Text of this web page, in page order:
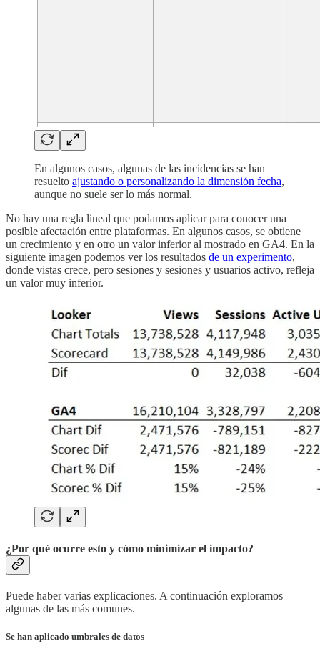
En algunos casos, algunas de las incidencias se han
resuelto ajustando o personalizando la dimensión fecha,
aunque no suele ser lo más normal.
No hay una regla lineal que podamos aplicar para conocer una
posible afectación entre plataformas. En algunos casos, se obtiene
un crecimiento y en otro un valor inferior al mostrado en GA4. En la
siguiente imagen podemos ver los resultados de un experimento,
donde vistas crece, pero sesiones y sesiones y usuarios activo, refleja
un valor muy inferior.
¿Por qué ocurre esto y cómo minimizar el impacto?
Puede haber varias explicaciones. A continuación exploramos
algunas de las más comunes.
Se han aplicado umbrales de datos